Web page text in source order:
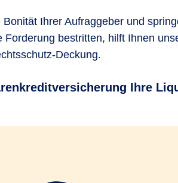
Ihrer Aufraggeber und
bestritten, hilft Ihnen
Deckung.
Ihre